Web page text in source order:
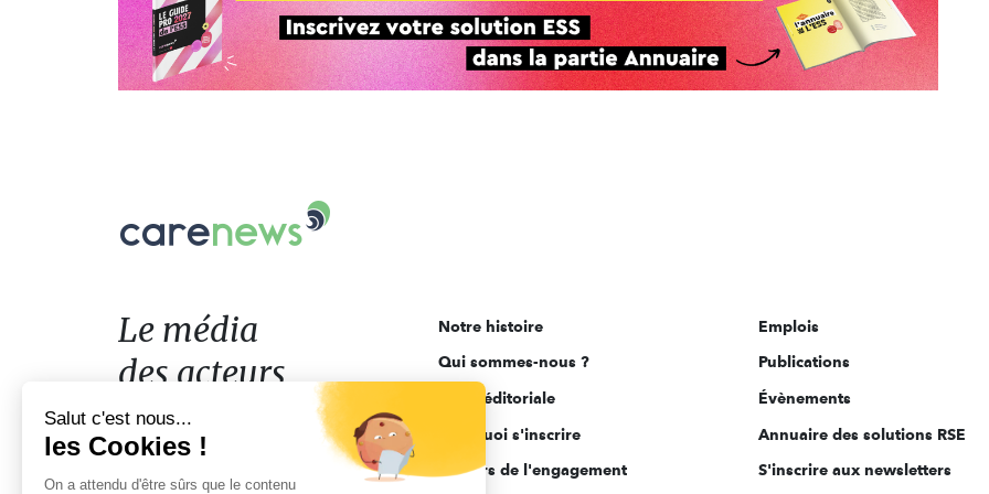
Le
acteurs
de
l'engagement
Le média
des acteurs
de l'engagement
Notre histoire
Qui sommes-nous ?
Ligne éditoriale
Pourquoi s'inscrire
Acteurs de l'engagement
Emplois
Publications
Évènements
Annuaire des solutions RSE
S'inscrire aux newsletters
Salut c'est nous...
les Cookies !
On a attendu d'être sûrs que le contenu